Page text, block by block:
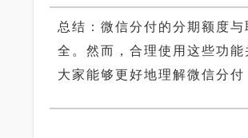
总结：微信分付的分期额度
全。然而，合理使用这些功
大家能够更好地理解微信分